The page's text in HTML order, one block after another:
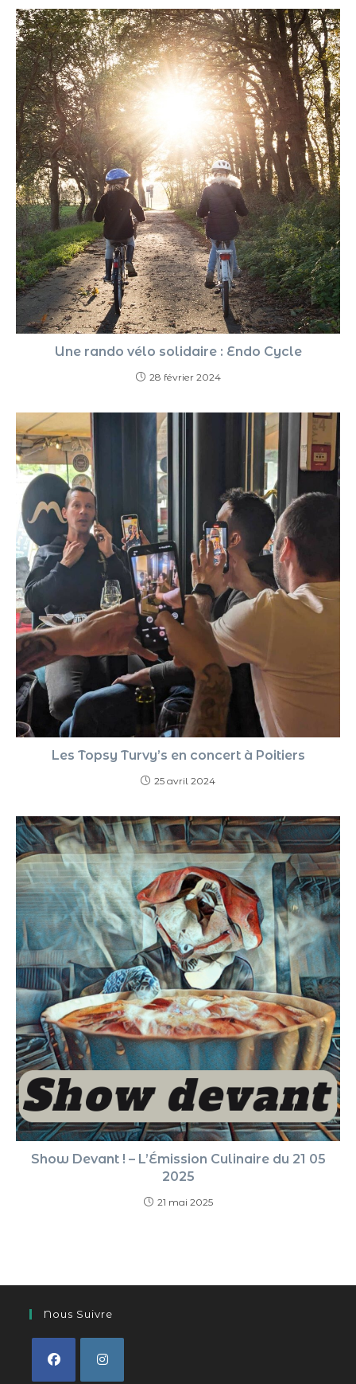
Une rando vélo solidaire : Endo Cycle
28 février 2024
Les Topsy Turvy’s en concert à Poitiers
25 avril 2024
Show Devant ! – L’Émission Culinaire du 21 05
2025
21 mai 2025
Nous Suivre